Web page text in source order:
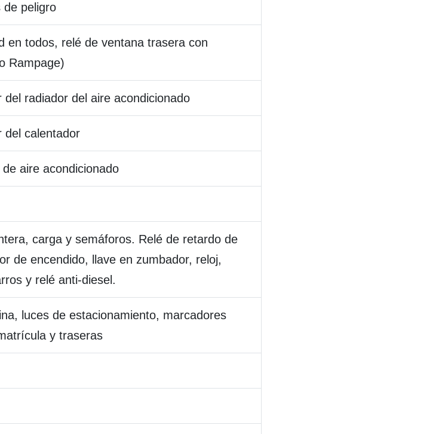
de peligro
en todos, relé de ventana trasera con
Rampage)
del radiador del aire acondicionado
del calentador
aire acondicionado
carga y semáforos. Relé de retardo de
de encendido, llave en zumbador, reloj,
y relé anti-diesel.
luces de estacionamiento, marcadores
y traseras